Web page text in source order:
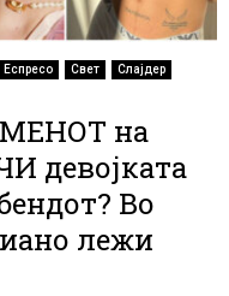
Еспресо Свет
Слајдер
на
девојката
Во
лежи